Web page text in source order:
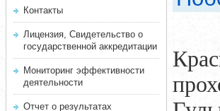
Контакты
Лицензия, Свидетельство о
государственной аккредитации
Мониторинг эффективности
деятельности
Отчет о результатах